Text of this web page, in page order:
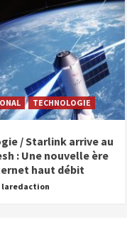
TECHNOLOGIE
/ Starlink arrive au
: Une nouvelle ère
haut débit
laredaction